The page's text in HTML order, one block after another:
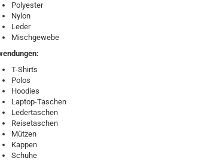
Polyester
Nylon
Leder
Mischgewebe
T-Shirts
Polos
Hoodies
Laptop-Taschen
Ledertaschen
Reisetaschen
Mützen
Kappen
Schuhe